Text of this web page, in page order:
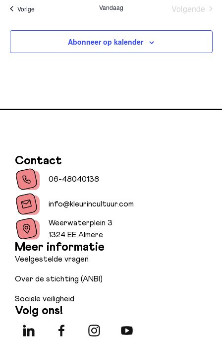
VorigeEvenementen Vandaag Volgende
Abonneer op kalender
Contact
06-48040138
info@kleurincultuur.com
Weerwaterplein 3
1324 EE Almere
Meer informatie
Veelgestelde vragen
Over de stichting (ANBI)
Sociale veiligheid
Volg ons!